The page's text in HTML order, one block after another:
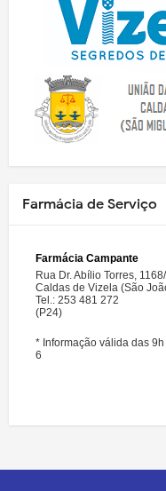
Farmácia de Serviço